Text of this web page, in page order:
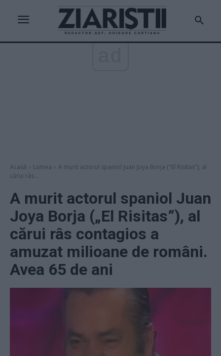
Acasă Lumea
A murit actorul spaniol Juan Joya Borja ("El Risitas"), al
cărui râs...
A murit actorul spaniol Juan
Joya Borja („El Risitas”), al
cărui râs contagios a
amuzat milioane de români.
Avea 65 de ani